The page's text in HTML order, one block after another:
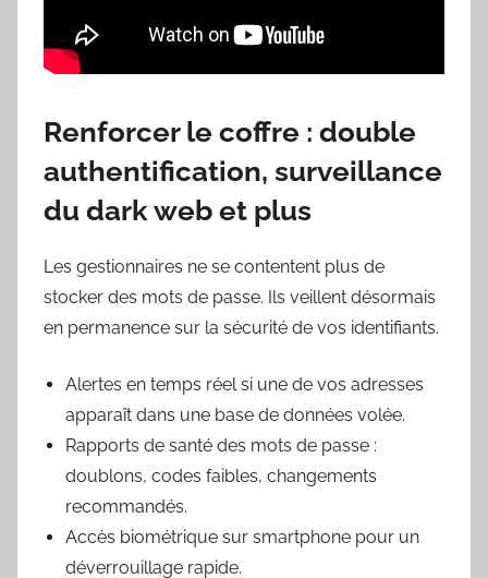
Renforcer le coffre : double
authentification, surveillance
du dark web et plus
Les gestionnaires ne se contentent plus de
stocker des mots de passe. Ils veillent désormais
en permanence sur la sécurité de vos identifiants.
Alertes en temps réel si une de vos adresses
apparaît dans une base de données volée.
Rapports de santé des mots de passe :
doublons, codes faibles, changements
recommandés.
Accès biométrique sur smartphone pour un
déverrouillage rapide.